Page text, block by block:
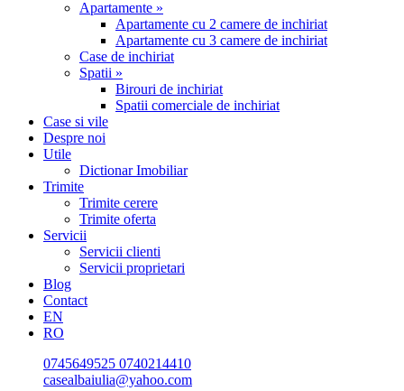
Apartamente »
Apartamente cu 2 camere de inchiriat
Apartamente cu 3 camere de inchiriat
Case de inchiriat
Spatii »
Birouri de inchiriat
Spatii comerciale de inchiriat
Case si vile
Despre noi
Utile
Dictionar Imobiliar
Trimite
Trimite cerere
Trimite oferta
Servicii
Servicii clienti
Servicii proprietari
Blog
Contact
EN
RO
0745649525 0740214410
casealbaiulia@yahoo.com